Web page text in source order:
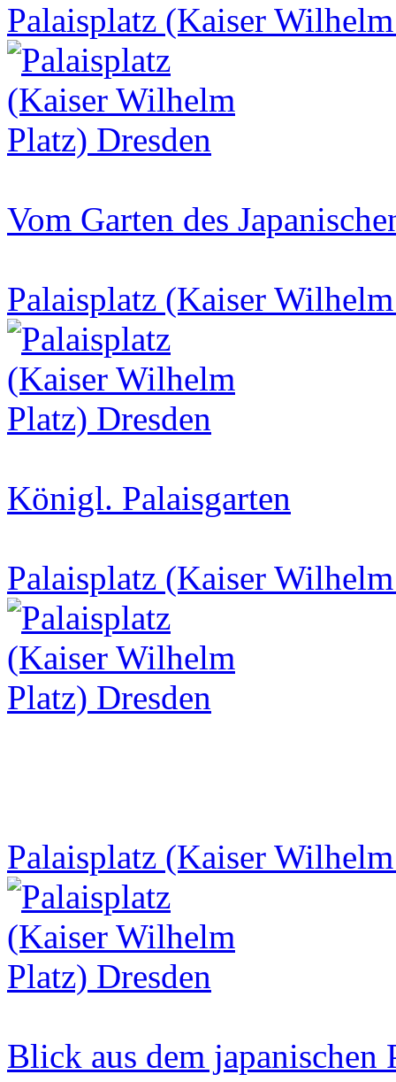
Palaisplatz (Kaiser
Vom Garten des
Palaisplatz (Kaiser
Königl. Palaisgarten
Palaisplatz (Kaiser
Palaisplatz (Kaiser
Blick aus dem japanischen